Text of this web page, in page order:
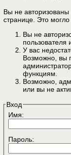
Вы не
странице. Это
Вы не
пользователя
У вас
Возможно, вы
функциям.
Возможно,
или вы не
Вход
Имя:
Пароль: